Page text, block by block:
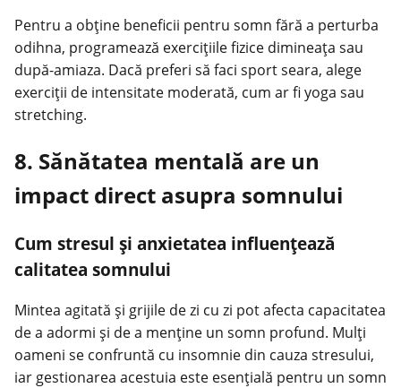
Pentru a obține beneficii pentru somn fără a perturba
odihna, programează exercițiile fizice dimineața sau
după-amiaza. Dacă preferi să faci sport seara, alege
exerciții de intensitate moderată, cum ar fi yoga sau
stretching.
8. Sănătatea mentală are un
impact direct asupra somnului
Cum stresul și anxietatea influențează
calitatea somnului
Mintea agitată și grijile de zi cu zi pot afecta capacitatea
de a adormi și de a menține un somn profund. Mulți
oameni se confruntă cu insomnie din cauza stresului,
iar gestionarea acestuia este esențială pentru un somn